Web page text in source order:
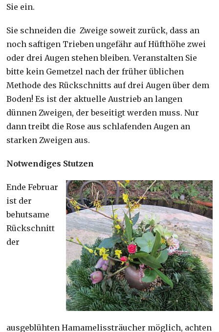
Sie ein.
Sie schneiden die Zweige soweit zurück, dass an
noch saftigen Trieben ungefähr auf Hüfthöhe zwei
oder drei Augen stehen bleiben. Veranstalten Sie
bitte kein Gemetzel nach der früher üblichen
Methode des Rückschnitts auf drei Augen über dem
Boden! Es ist der aktuelle Austrieb an langen
dünnen Zweigen, der beseitigt werden muss. Nur
dann treibt die Rose aus schlafenden Augen an
starken Zweigen aus.
Notwendiges Stutzen
Ende Februar
ist der
behutsame
Rückschnitt
der
ausgeblühten Hamamelissträucher möglich, achten